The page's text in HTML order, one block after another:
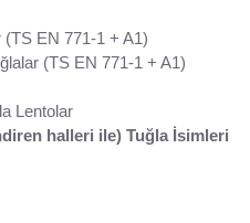
(TS EN 771-1 + A1)
(TS EN 771-1 + A1)
Lentolar
halleri ile) Tuğla İsimleri